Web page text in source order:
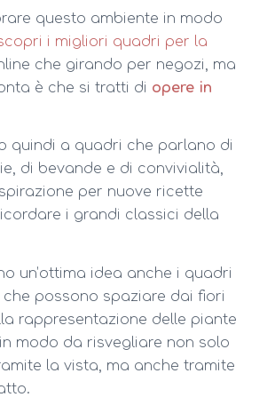
questo ambiente in modo
i migliori quadri per la
che girando per negozi, ma
è che si tratti di opere in
quindi a quadri che parlano di
di bevande e di convivialità,
per nuove ricette
i grandi classici della
un’ottima idea anche i quadri
che possono spaziare dai fiori
rappresentazione delle piante
modo da risvegliare non solo
la vista, ma anche tramite